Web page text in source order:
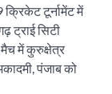
टूर्नामेंट में
ट्राई सिटी
में कुरुक्षेत्र
पंजाब को